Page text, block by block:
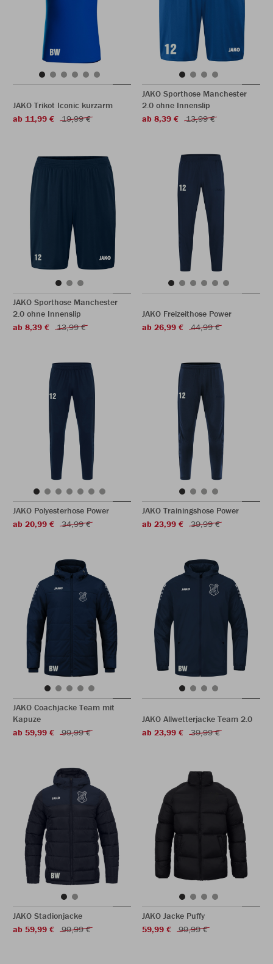
JAKO Trikot Iconic kurzarm
ab 11,99 €
19,99 €
JAKO Sporthose Manchester
2.0 ohne Innenslip
ab 8,39 €
13,99 €
JAKO Sporthose Manchester
2.0 ohne Innenslip
ab 8,39 €
13,99 €
JAKO Freizeithose Power
ab 26,99 €
44,99 €
JAKO Polyesterhose Power
ab 20,99 €
34,99 €
JAKO Trainingshose Power
ab 23,99 €
39,99 €
JAKO Coachjacke Team mit
Kapuze
ab 59,99 €
99,99 €
JAKO Allwetterjacke Team 2.0
ab 23,99 €
39,99 €
JAKO Stadionjacke
ab 59,99 €
99,99 €
JAKO Jacke Puffy
59,99 €
99,99 €